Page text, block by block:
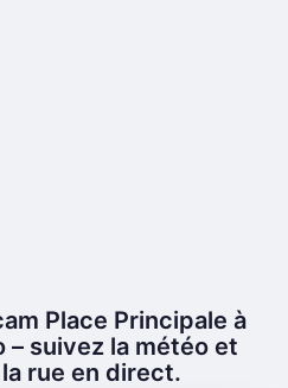
Place Principale à
– suivez la météo et
rue en direct.